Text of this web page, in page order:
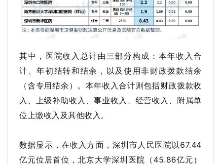
其中，医院收入总计由三部分构成：本年收入合
计、年初结转和结余，以及使用非财政拨款结余
（含专用结余）。本年收入合计则包括财政拨款收
入、上级补助收入、事业收入、经营收入、附属单
位上缴收入及其他收入。
数据显示，在收入方面，深圳市人民医院以67.44
亿元位居首位，北京大学深圳医院（45.86亿元）